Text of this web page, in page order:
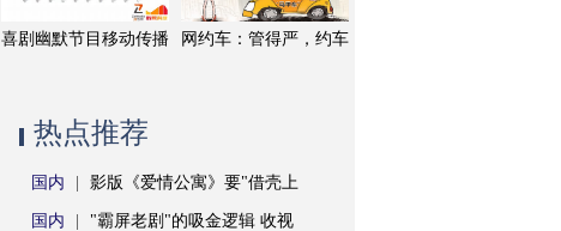
喜剧幽默节目移动传播 网约车：管得严，约车
热点推荐
国内 影版《爱情公寓》要"借壳上
国内 "霸屏老剧"的吸金逻辑 收视